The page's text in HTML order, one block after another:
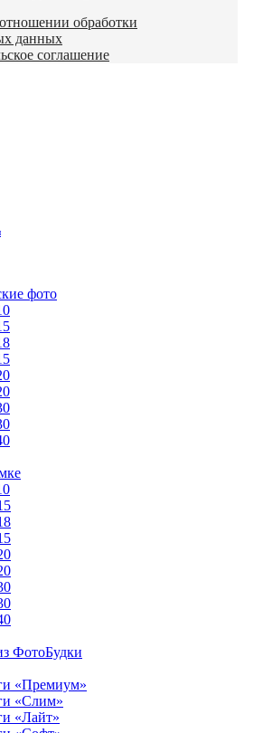
обработки
данных
соглашение
фото
ФотоБудки
«Премиум»
«Слим»
«Лайт»